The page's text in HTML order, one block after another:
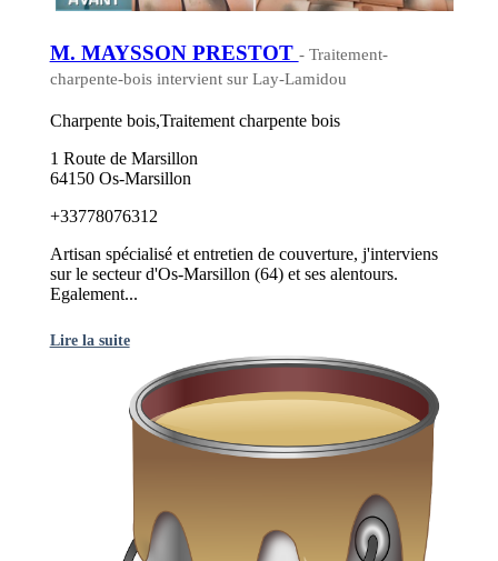
M. MAYSSON PRESTOT - Traitement-
charpente-bois intervient sur Lay-Lamidou
Charpente bois,Traitement charpente bois
1 Route de Marsillon
64150 Os-Marsillon
+33778076312
Artisan spécialisé et entretien de couverture, j'interviens
sur le secteur d'Os-Marsillon (64) et ses alentours.
Egalement...
Lire la suite